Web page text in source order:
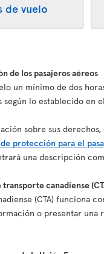
de vuelo
de los pasajeros aéreos
un mínimo de dos
lo establecido en
sobre sus
protección para el
una descripción
canadiense
(CTA) funciona
o presentar una